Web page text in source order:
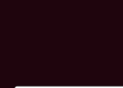
Magazine